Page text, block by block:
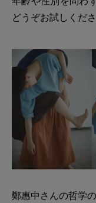
どうぞお試しくださ
鄭惠中さんの哲学